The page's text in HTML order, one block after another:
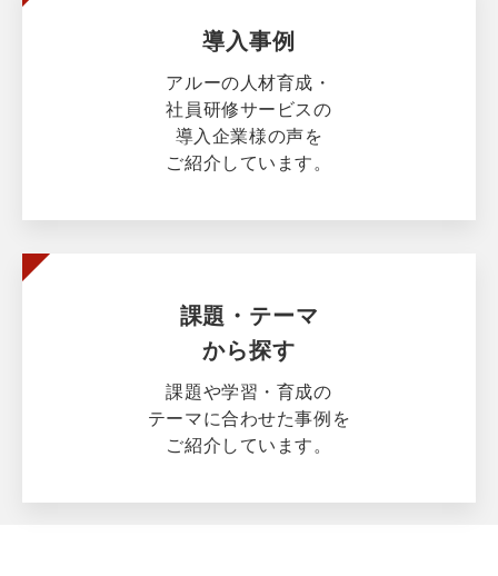
導入事例
アルーの人材育成・
社員研修サービスの
導入企業様の声を
ご紹介しています。
課題・テーマ
から探す
課題や学習・育成の
テーマに合わせた事例を
ご紹介しています。